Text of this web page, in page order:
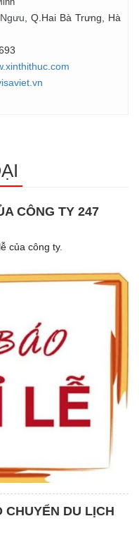
, Q.Hai Bà Trưng, Hà
CÔNG TY 247
của công ty.
CHUYỂN DU LỊCH